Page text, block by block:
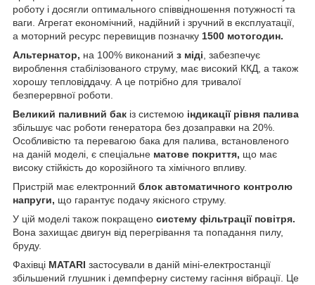
роботу і досягли оптимального співвідношення потужності та
ваги. Агрегат економічний, надійний і зручний в експлуатації,
а моторний ресурс перевищив позначку 1500 мотогодин.
Альтернатор, на 100% виконаний з міді, забезпечує
вироблення стабілізованого струму, має високий ККД, а також
хорошу тепловіддачу. А це потрібно для тривалої
безперервної роботи.
Великий паливний бак із системою індикації рівня палива
збільшує час роботи генератора без дозаправки на 20%.
Особливістю та перевагою бака для палива, встановленого
на даній моделі, є спеціальне матове покриття, що має
високу стійкість до корозійного та хімічного впливу.
Пристрій має електронний блок автоматичного контролю
напруги, що гарантує подачу якісного струму.
У цій моделі також покращено систему фільтрації повітря.
Вона захищає двигун від перегрівання та попадання пилу,
бруду.
Фахівці MATARI застосували в даній міні-електростанції
збільшений глушник і демпферну систему гасіння вібрації. Це